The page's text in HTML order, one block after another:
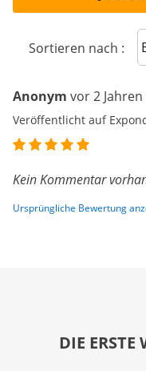
Sortieren nach :
Anonym vor 2 Jahren
Veröffentlicht auf
Kein Kommentar
Ursprüngliche Bewertung
DIE ERSTE